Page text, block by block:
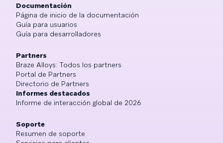
Documentación
Página de inicio de la documentación
Guía para usuarios
Guía para desarrolladores
Partners
Braze Alloys: Todos los partners
Portal de Partners
Directorio de Partners
Informes destacados
Informe de interacción global de 2026
Soporte
Resumen de soporte